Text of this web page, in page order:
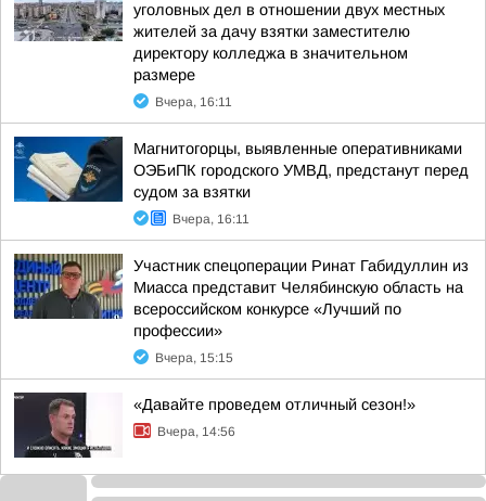
уголовных дел в отношении двух местных
жителей за дачу взятки заместителю
директору колледжа в значительном
размере
Вчера, 16:11
Магнитогорцы, выявленные оперативниками
ОЭБиПК городского УМВД, предстанут перед
судом за взятки
Вчера, 16:11
Участник спецоперации Ринат Габидуллин из
Миасса представит Челябинскую область на
всероссийском конкурсе «Лучший по
профессии»
Вчера, 15:15
«Давайте проведем отличный сезон!»
Вчера, 14:56